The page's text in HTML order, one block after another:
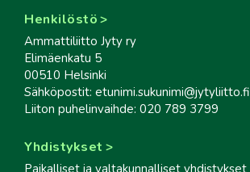
Henkilöstö
Ammattiliitto Jyty ry
Elimäenkatu 5
00510 Helsinki
Sähköpostit: etunimi.sukunimi@jytyliitto.fi
Liiton puhelinvaihde: 020 789 3799
Yhdistykset